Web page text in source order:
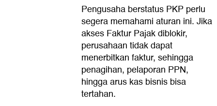
Pengusaha berstatus PKP perlu
segera memahami aturan ini. Jika
akses Faktur Pajak diblokir,
perusahaan tidak dapat
menerbitkan faktur, sehingga
penagihan, pelaporan PPN,
hingga arus kas bisnis bisa
tertahan.